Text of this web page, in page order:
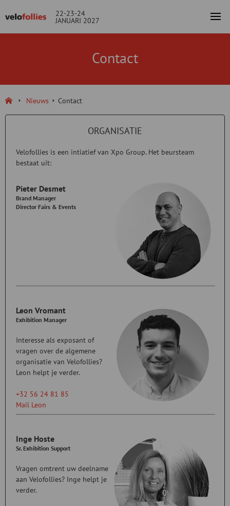
22-23-24
JANUARI 2027
Contact
Nieuws Contact
ORGANISATIE
Velofollies is een intiatief van Xpo Group. Het beursteam
bestaat uit:
Pieter Desmet
Brand Manager
Director Fairs & Events
Leon Vromant
Exhibition Manager
Interesse als exposant of
vragen over de algemene
organisatie van Velofollies?
Leon helpt je verder.
+32 56 24 81 85
Mail Leon
Inge Hoste
Sr. Exhibition Support
Vragen omtrent uw deelname
aan Velofollies? Inge helpt je
verder.